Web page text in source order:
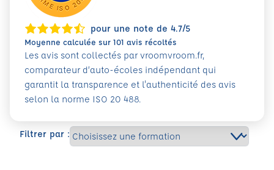
Filtrer par :
pour une note de 4.7/5
Moyenne calculée sur 101 avis récoltés
Les avis sont collectés par vroomvroom.fr,
comparateur d’auto-écoles indépendant qui
garantit la transparence et l'authenticité des avis
selon la norme ISO 20 488.